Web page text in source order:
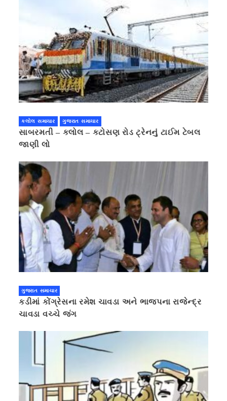
કલોલ સમાચાર ગુજરાત સમાચાર
સાબરમતી – કલોલ – કટોસણ રોડ ટ્રેનનું ટાઈમ ટેબલ
જાણી લો
ગુજરાત સમાચાર
કડીમાં કોંગ્રેસના રમેશ ચાવડા અને ભાજપના રાજેન્દ્ર
ચાવડા વચ્ચે જંગ